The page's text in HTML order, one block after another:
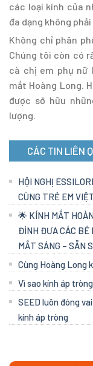
các loại kính của
đa dạng không
Không chỉ phân
Chúng tôi còn có
cà chị em phụ nữ
mắt Hoàng Long.
được sở hữu
lượng.
CÁC TIN LIÊN
HỘI NGHỊ
CÙNG TRẺ EM
🌟 KÍNH MẮT
ĐÌNH ĐƯA CÁC BÉ
MẮT SÁNG – SẴN
Cùng Hoàng Long
Vì sao kính áp
SEED luôn đóng
kính áp tròng